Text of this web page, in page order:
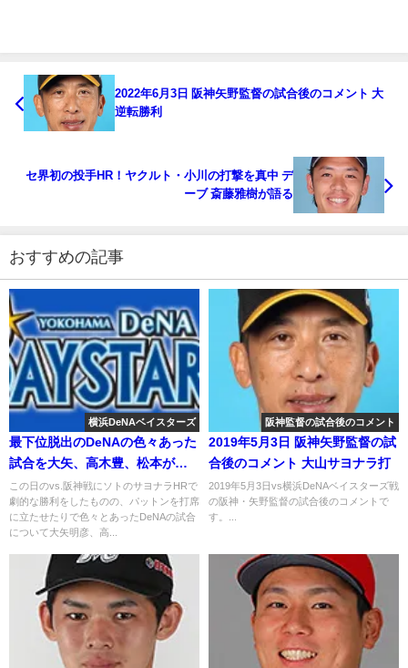
2022年6月3日 阪神矢野監督の試合後のコメント 大
逆転勝利
セ界初の投手HR！ヤクルト・小川の打撃を真中 デ
ーブ 斎藤雅樹が語る
おすすめの記事
横浜DeNAベイスターズ
最下位脱出のDeNAの色々あった
試合を大矢、高木豊、松本が語
る 2018年9月17日
この日のvs.阪神戦にソトのサヨナラHRで
劇的な勝利をしたものの、パットンを打席
に立たせたりで色々とあったDeNAの試合
について大矢明彦、高...
阪神監督の試合後のコメント
2019年5月3日 阪神矢野監督の試
合後のコメント 大山サヨナラ打
2019年5月3日vs横浜DeNAベイスターズ戦
の阪神・矢野監督の試合後のコメントで
す。...